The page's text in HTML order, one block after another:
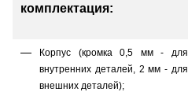
комплектация:
Корпус (кромка 0,5 мм - для
внутренних деталей, 2 мм - для
внешних деталей);